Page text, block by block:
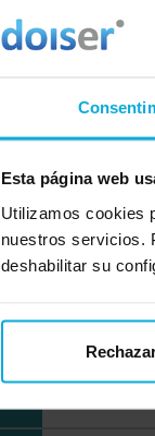
Esta página web
Utilizamos cookies
nuestros servicios.
deshabilitar su
el uso de la
Opinión
Opinión
Valoración